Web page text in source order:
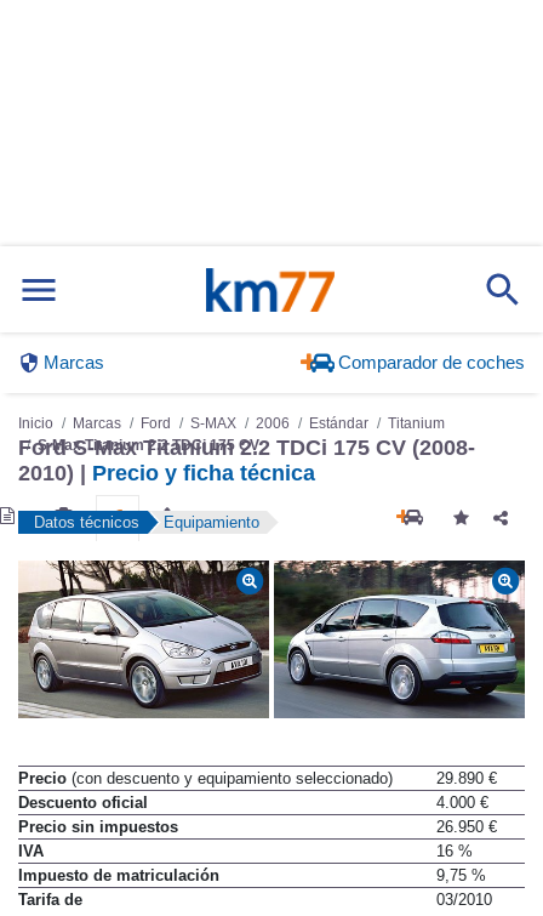
Marcas Comparador de coches
Inicio Marcas Ford S-MAX 2006 Estándar
Titanium
S-Max Titanium 2.2 TDCi 175 CV
Ford S-Max Titanium 2.2 TDCi 175 CV (2008-
2010) | Precio y ficha técnica
Datos técnicos Equipamiento
Precio (con descuento y equipamiento seleccionado)
29.890 €
Descuento oficial
4.000 €
Precio sin impuestos
26.950 €
IVA
16 %
Impuesto de matriculación
9,75 %
Tarifa de
03/2010